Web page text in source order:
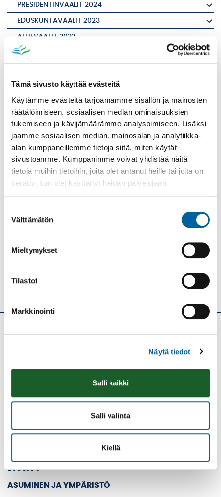
Tämä sivusto käyttää evästeitä
Käytämme evästeitä tarjoamamme sisällön ja mainosten
räätälöimiseen, sosiaalisen median ominaisuuksien
tukemiseen ja kävijämäärämme analysoimiseen. Lisäksi
jaamme sosiaalisen median, mainosalan ja analytiikka-
alan kumppaneillemme tietoja siitä, miten käytät
sivustoamme. Kumppanimme voivat yhdistää näitä
tietoja muihin tietoihin, joita olet antanut heille tai joita on
kerätty, kun olet käyttänyt heidän palvelujaan.
valinta
Välttämätön
Mieltymykset
Tilastot
Markkinointi
Näytä tiedot
Salli kaikki
Salli valinta
Kiellä
PRESIDENTINVAALIT 2024
EDUSKUNTAVAALIT 2023
ALUEVAALIT 2022
KUNTAVAALIT 2021
ÄÄNESTÄMINEN ENNAKKOON
ÄÄNESTÄMINEN LAITOKSISSA
ÄÄNESTÄMINEN VAALIPÄIVÄNÄ
ÄÄNESTÄMINEN KOTONA
VAALIEN ULKOMAINONTA
ÄÄNESTÄJÄN AVUSTAMINEN
YHTEYSTIEDOT
E-mail: kanslia@ikaalinen.fi
ETUSIVU
ASUMINEN JA YMPÄRISTÖ